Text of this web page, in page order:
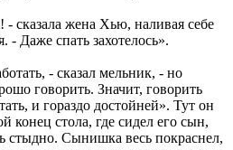
сказала жена Хью, наливая себе
- Даже спать захотелось».
- сказал мельник, - но
говорить. Значит, говорить
и гораздо достойней». Тут он
конец стола, где сидел его сын,
стыдно. Сынишка весь покраснел,